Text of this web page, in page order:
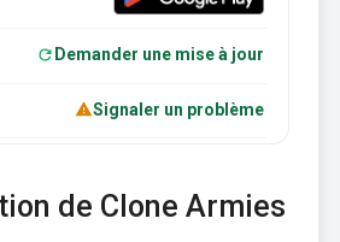
Demander une mise à jour
Signaler un problème
de Clone Armies